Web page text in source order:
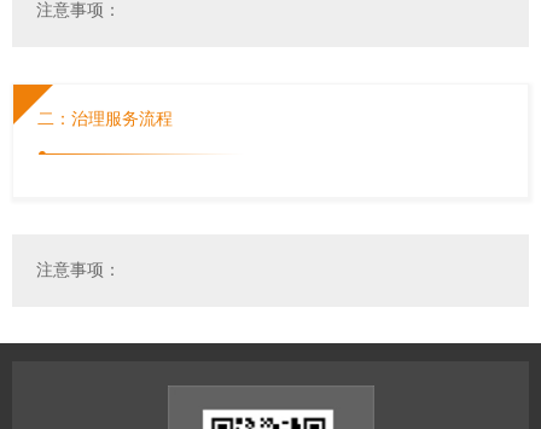
注意事项：
二：治理服务流程
注意事项：